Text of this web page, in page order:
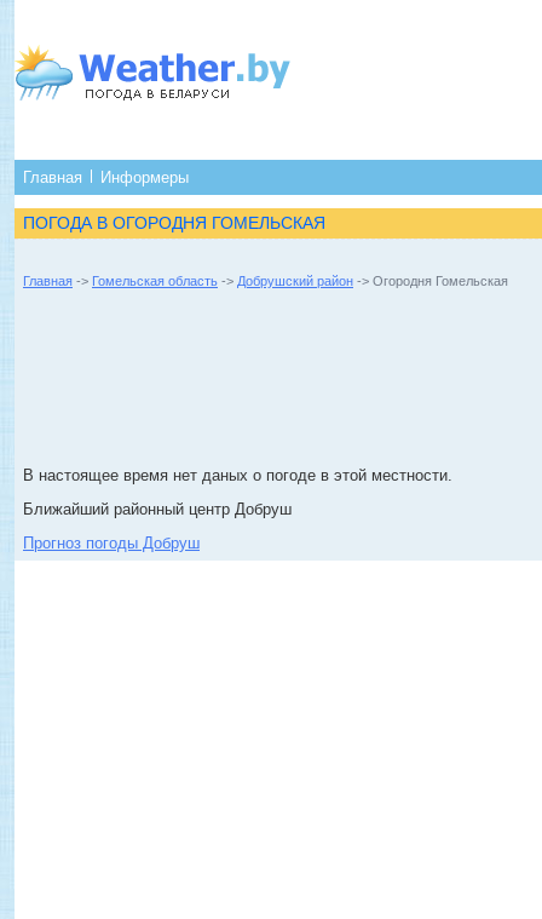
Главная Информеры
ПОГОДА В ОГОРОДНЯ ГОМЕЛЬСКАЯ
Главная -> Гомельская область -> Добрушский район -> Огородня Гомельская
В настоящее время нет даных о погоде в этой местности.
Ближайший районный центр Добруш
Прогноз погоды Добруш